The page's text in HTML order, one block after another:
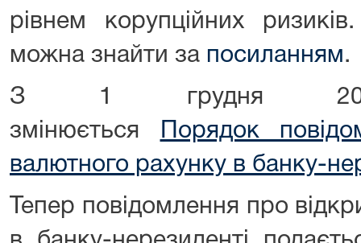
рівнем корупційних
можна знайти за посиланням.
З 1 грудня
змінюється
Порядок
валютного рахунку в банку-
Тепер повідомлення про